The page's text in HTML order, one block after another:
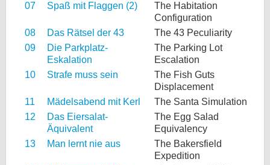
07
Spaß mit Flaggen (2)
The Habitation
Configuration
08
Das Rätsel der 43
The 43 Peculiarity
09
Die Parkplatz-
Eskalation
The Parking Lot
Escalation
10
Strafe muss sein
The Fish Guts
Displacement
11
Mädelsabend mit Kerl
The Santa Simulation
12
Das Eiersalat-
Äquivalent
The Egg Salad
Equivalency
13
Man lernt nie aus
The Bakersfield
Expedition